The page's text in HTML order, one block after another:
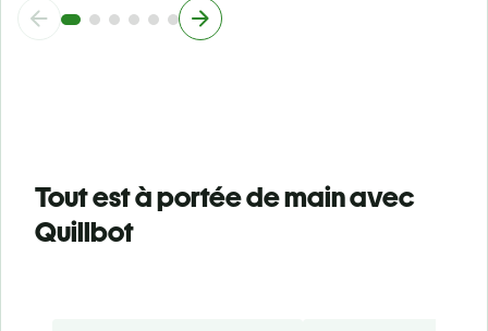
Tout est à portée de main avec
Quillbot